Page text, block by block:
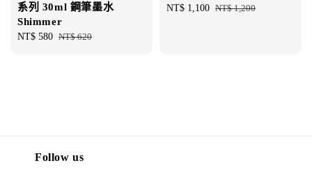
系列 30ml 鋼筆墨水
Shimmer
Sale
NT$ 580 Regular
NT$ 620
Sale
NT$ 1,100 Regular
NT$ 1,200
Follow us